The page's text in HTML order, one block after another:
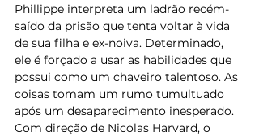
Phillippe interpreta um ladrão recém-
saído da prisão que tenta voltar à vida
de sua filha e ex-noiva. Determinado,
ele é forçado a usar as habilidades que
possui como um chaveiro talentoso. As
coisas tomam um rumo tumultuado
após um desaparecimento inesperado.
Com direção de Nicolas Harvard, o